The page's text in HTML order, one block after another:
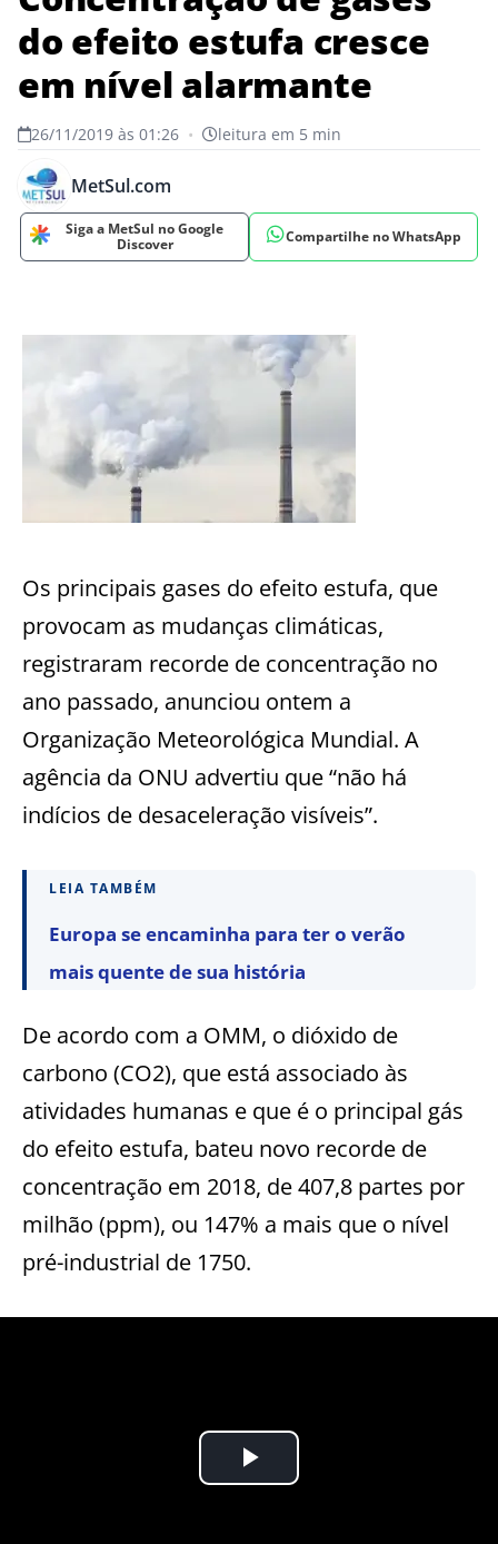
do efeito estufa cresce
em nível alarmante
26/11/2019 às 01:26 • leitura em 5 min
MetSul.com
Siga a MetSul no Google
Discover
Compartilhe no WhatsApp
Os principais gases do efeito estufa, que
provocam as mudanças climáticas,
registraram recorde de concentração no
ano passado, anunciou ontem a
Organização Meteorológica Mundial. A
agência da ONU advertiu que“não há
indícios de desaceleração visíveis”.
LEIA TAMBÉM
Europa se encaminha para ter o verão
mais quente de sua história
De acordo com a OMM, o dióxido de
carbono (CO2), que está associado às
atividades humanas e que é o principal gás
do efeito estufa, bateu novo recorde de
concentração em 2018, de 407,8 partes por
milhão (ppm), ou 147% a mais que o nível
pré-industrial de 1750.